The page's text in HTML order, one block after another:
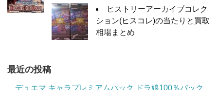
ヒストリーアーカイブコレク
ション(ヒスコレ)の当たりと買取
相場まとめ
最近の投稿
デュエマ キャラプレミアムパック ドラ娘100％パック